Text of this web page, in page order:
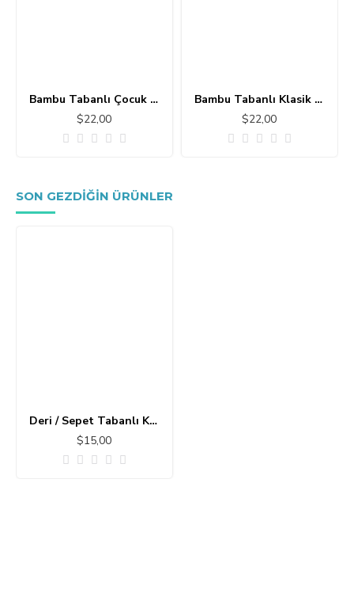
Bambu Tabanlı Çocuk Halısı MC101
$22,00
Bambu Tabanlı Klasik Halı MS109
$22,00
SON GEZDIĞIN ÜRÜNLER
Deri / Sepet Tabanlı Klasik Halı MS254
$15,00